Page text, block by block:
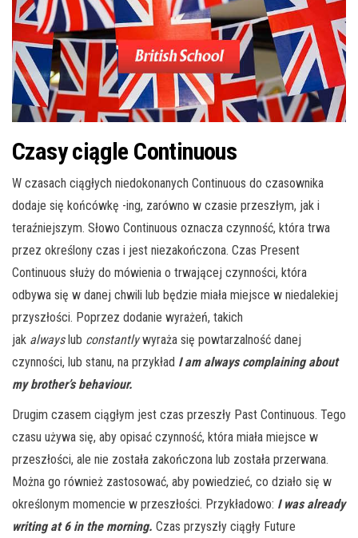
Czasy ciągle Continuous
W czasach ciągłych niedokonanych Continuous do czasownika
dodaje się końcówkę -ing, zarówno w czasie przeszłym, jak i
teraźniejszym. Słowo Continuous oznacza czynność, która trwa
przez określony czas i jest niezakończona. Czas Present
Continuous służy do mówienia o trwającej czynności, która
odbywa się w danej chwili lub będzie miała miejsce w niedalekiej
przyszłości. Poprzez dodanie wyrażeń, takich
jak alwayslub constantlywyraża się powtarzalność danej
czynności, lub stanu, na przykład I am always complaining about
my brother’s behaviour.
Drugim czasem ciągłym jest czas przeszły Past Continuous. Tego
czasu używa się, aby opisać czynność, która miała miejsce w
przeszłości, ale nie została zakończona lub została przerwana.
Można go również zastosować, aby powiedzieć, co działo się w
określonym momencie w przeszłości. Przykładowo: I was already
writing at 6 in the morning. Czas przyszły ciągły Future